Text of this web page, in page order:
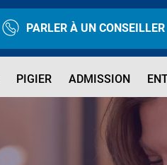
PARLER À UN CONSEILLER
PIGIER ADMISSION